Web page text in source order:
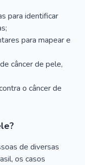
para identificar
para mapear e
câncer de pele,
o câncer de
de diversas
os casos